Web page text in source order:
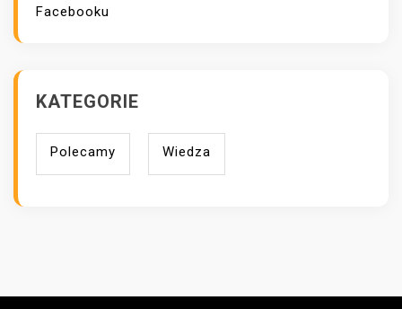
Facebooku
KATEGORIE
Polecamy Wiedza